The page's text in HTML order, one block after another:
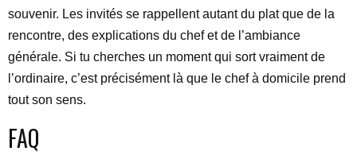
souvenir. Les invités se rappellent autant du plat que de la
rencontre, des explications du chef et de l’ambiance
générale. Si tu cherches un moment qui sort vraiment de
l’ordinaire, c’est précisément là que le chef à domicile prend
tout son sens.
FAQ